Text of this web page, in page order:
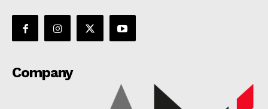
Company